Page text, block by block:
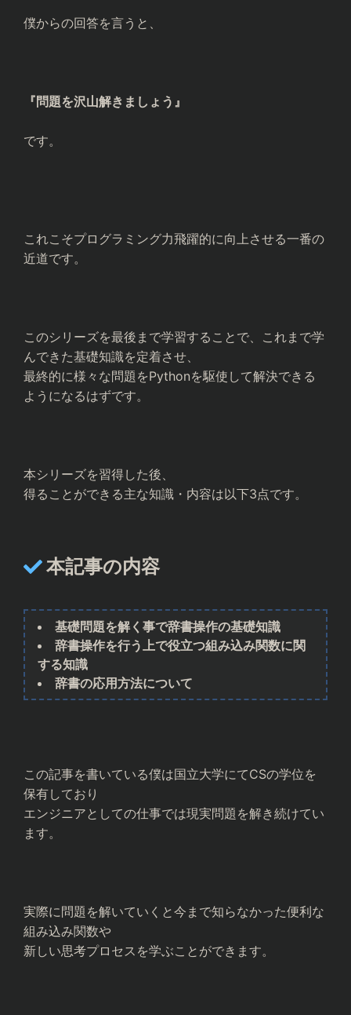
僕からの回答を言うと、
『問題を沢山解きましょう』
です。
これこそプログラミング力飛躍的に向上させる一番の
近道です。
このシリーズを最後まで学習することで、これまで学
んできた基礎知識を定着させ、
最終的に様々な問題をPythonを駆使して解決できる
ようになるはずです。
本シリーズを習得した後、
得ることができる主な知識・内容は以下3点です。
本記事の内容
基礎問題を解く事で辞書操作の基礎知識
辞書操作を行う上で役立つ組み込み関数に関
する知識
辞書の応用方法について
この記事を書いている僕は国立大学にてCSの学位を
保有しており
エンジニアとしての仕事では現実問題を解き続けてい
ます。
実際に問題を解いていくと今まで知らなかった便利な
組み込み関数や
新しい思考プロセスを学ぶことができます。